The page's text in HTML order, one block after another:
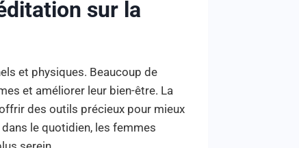
sur la
et physiques. Beaucoup de
et améliorer leur bien-être. La
des outils précieux pour mieux
le quotidien, les femmes